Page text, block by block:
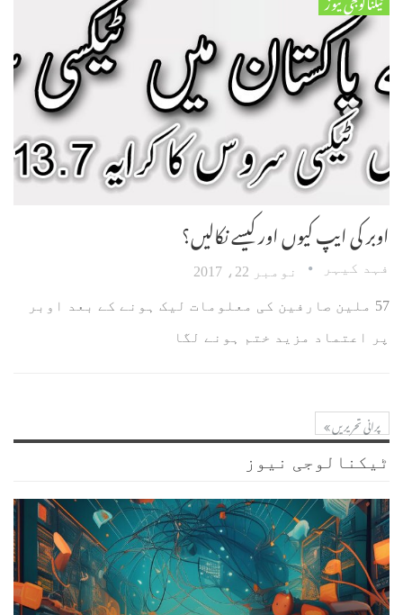
اوبر کی ایپ کیوں اور کیسے نکالیں؟
فہد کیہر نومبر 22، 2017
57 ملین صارفین کی معلومات لیک ہونے کے بعد اوبر
پر اعتماد مزید ختم ہونے لگا
پرانی تحریریں
ٹیکنالوجی نیوز